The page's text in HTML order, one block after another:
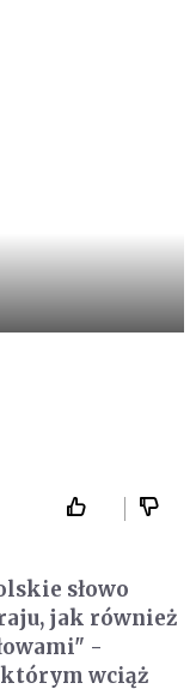
słowo
jak również
-
którym wciąż